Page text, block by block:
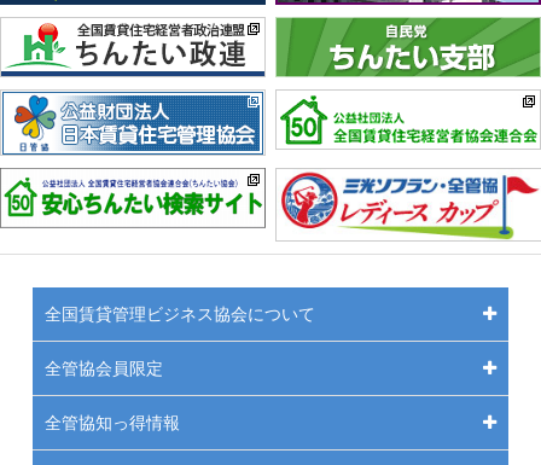
全国賃貸管理ビジネス協会について
全管協会員限定
全管協知っ得情報